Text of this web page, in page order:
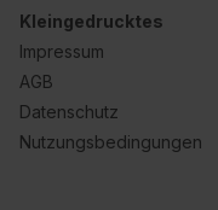
Kleingedrucktes
Impressum
AGB
Datenschutz
Nutzungsbedingungen